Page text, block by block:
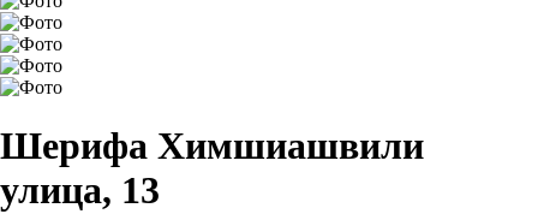
Шерифа Химшиашвили
улица, 13